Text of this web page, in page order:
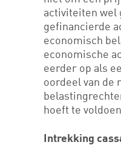
activiteiten wel
gefinancierde
economisch
economische
eerder op als
oordeel van de
hoeft te
Intrekking